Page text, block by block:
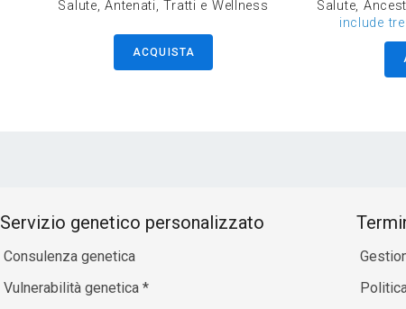
Salute, Antenati, Tratti e Wellness
ACQUISTA
Salute,
include
Servizio genetico personalizzato
Consulenza genetica
Vulnerabilità genetica *